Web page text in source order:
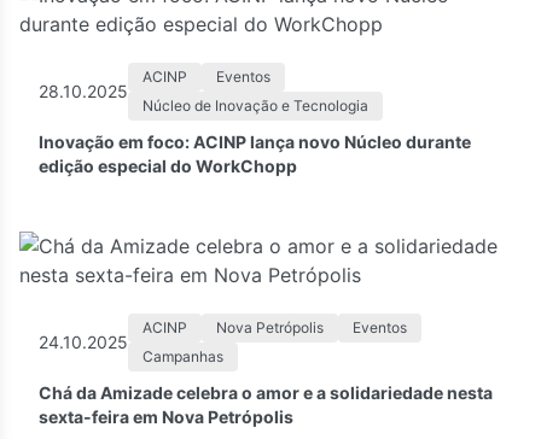
28.10.2025
ACINP
Eventos
Núcleo de Inovação e Tecnologia
Inovação em foco: ACINP lança novo Núcleo durante
edição especial do WorkChopp
24.10.2025
ACINP Nova Petrópolis
Eventos
Campanhas
Chá da Amizade celebra o amor e a solidariedade nesta
sexta-feira em Nova Petrópolis